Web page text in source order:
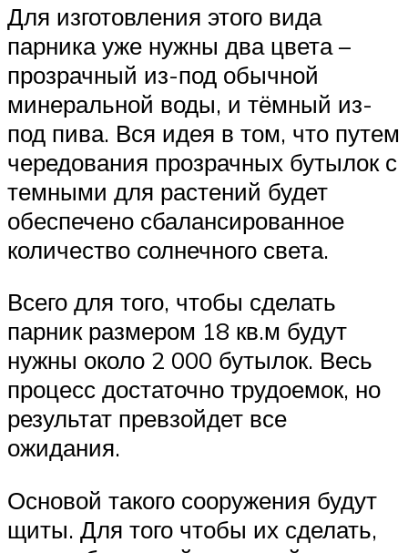
Для изготовления этого вида
парника уже нужны два цвета –
прозрачный из-под обычной
минеральной воды, и тёмный из-
под пива. Вся идея в том, что путем
чередования прозрачных бутылок с
темными для растений будет
обеспечено сбалансированное
количество солнечного света.
Всего для того, чтобы сделать
парник размером 18 кв.м будут
нужны около 2 000 бутылок. Весь
процесс достаточно трудоемок, но
результат превзойдет все
ожидания.
Основой такого сооружения будут
щиты. Для того чтобы их сделать,